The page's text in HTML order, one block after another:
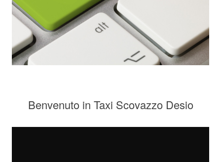
Benvenuto in Taxi Scovazzo Desio